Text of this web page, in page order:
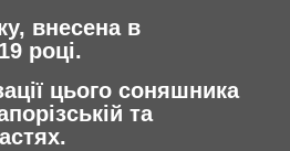
внесена в
році.
цього соняшника
та